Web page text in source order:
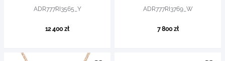
ADR777RI3565_Y
12 400 zł
ADR777RI3769_W
7 800 zł